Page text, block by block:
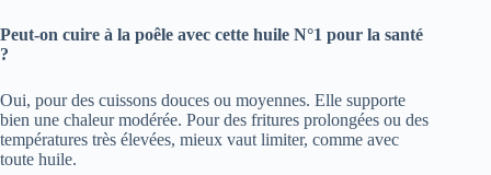
Peut-on cuire à la poêle avec cette huile N°1 pour la santé
?
Oui, pour des cuissons douces ou moyennes. Elle supporte
bien une chaleur modérée. Pour des fritures prolongées ou des
températures très élevées, mieux vaut limiter, comme avec
toute huile.